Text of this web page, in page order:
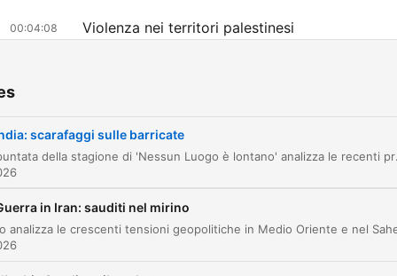
00:04:08 Violenza nei territori palestinesi
00:19:35
Violenza in Cisgiordania e l'espansione degli
insediamenti
00:29:07
Saudita
scarafaggi sulle barricate
L'ultima puntata della stagione di 'Nessun Luogo è lontano'
in Iran: sauditi nel mirino